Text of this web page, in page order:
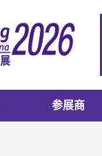
参展商